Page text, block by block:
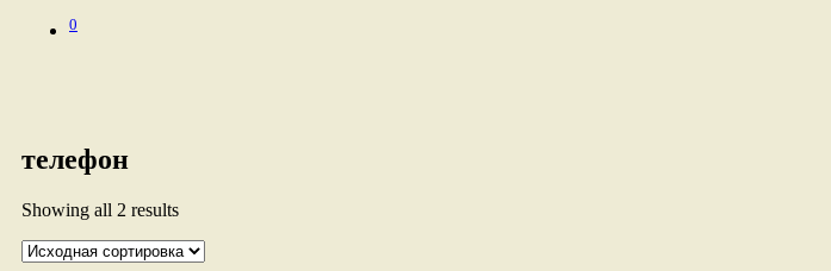
0
телефон
Showing all 2 results